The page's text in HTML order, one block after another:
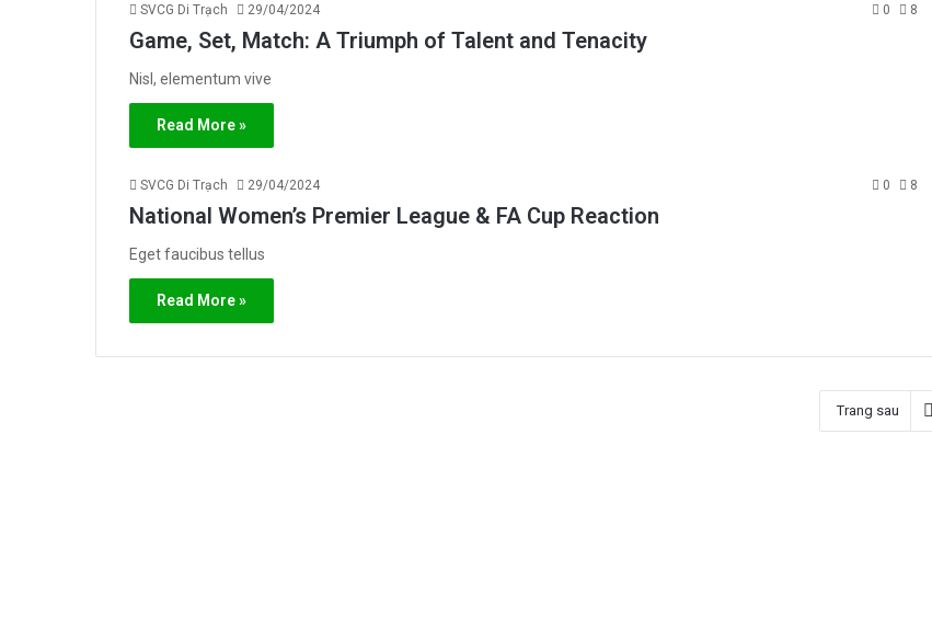
SVCG Di Trạch 29/04/2024 0 8
Game, Set, Match: A Triumph of Talent and Tenacity
Nisl, elementum vive
Read More »
SVCG Di Trạch 29/04/2024 0 8
National Women’s Premier League & FA Cup Reaction
Eget faucibus tellus
Read More »
Trang sau